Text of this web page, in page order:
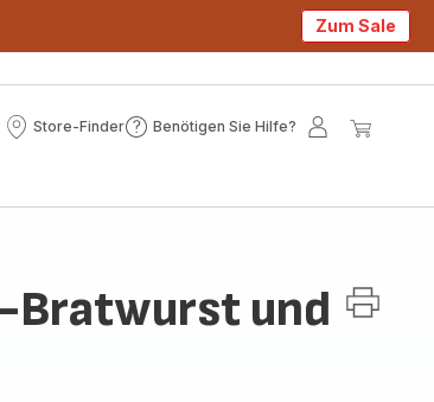
Zum Sale
Store-Finder
Store-
Benötigen Sie Hilfe?
Benötigen
Mein
Bratwurst und